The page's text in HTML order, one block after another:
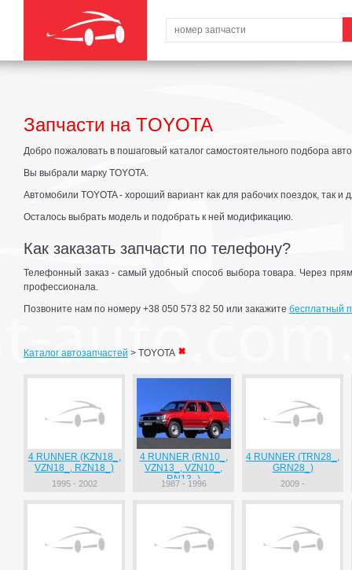
Запчасти на TOYOTA
Добро пожаловать в пошаговый каталог самостоятельного подбора
Вы выбрали марку TOYOTA.
Автомобили TOYOTA - хороший вариант как для рабочих поездок, так и
Осталось выбрать модель и подобрать к ней модификацию.
Как заказать запчасти по телефону?
Телефонный заказ - самый удобный способ выбора товара. Через
профессионала.
Позвоните нам по номеру +38 050 573 82 50 или закажите бесплатный
Каталог автозапчастей > TOYOTA
4 RUNNER (KZN18_,
VZN18_, RZN18_)
1995 - 2002
4 RUNNER (RN10_,
VZN13_, VZN10_,
RN13_)
1987 - 1996
4 RUNNER (TRN28_,
GRN28_)
2009 -